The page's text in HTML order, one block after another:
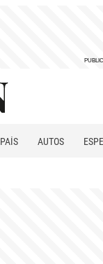
PAÍS AUTOS